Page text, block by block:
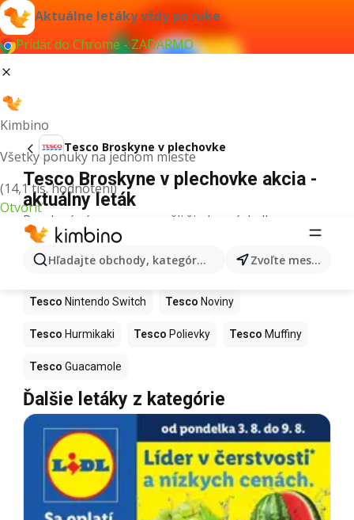
Aktuálne letáky vždy po ruke
Pridať do Chrome - ZADARMO
Kimbino
Všetky ponuky na jednom mieste
(14,1 tis. hodnotení)
Otvoriť
Hľadajte obchody, kategórie, produkty... Zvoľte mesto
Tesco Broskyne v plechovke
Tesco Broskyne v plechovke akcia -
aktuálny leták
Pre daný výraz sme nenašli žiadne výsledky.
Ďalšie produkty v obchodoch Tesco
Tesco Kapor Tesco Ashwagandha
Tesco Nintendo Switch Tesco Noviny
Tesco Hurmikaki Tesco Polievky Tesco Muffiny
Tesco Guacamole
Ďalšie letáky z kategórie